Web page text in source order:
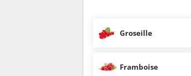
Groseille
Framboise